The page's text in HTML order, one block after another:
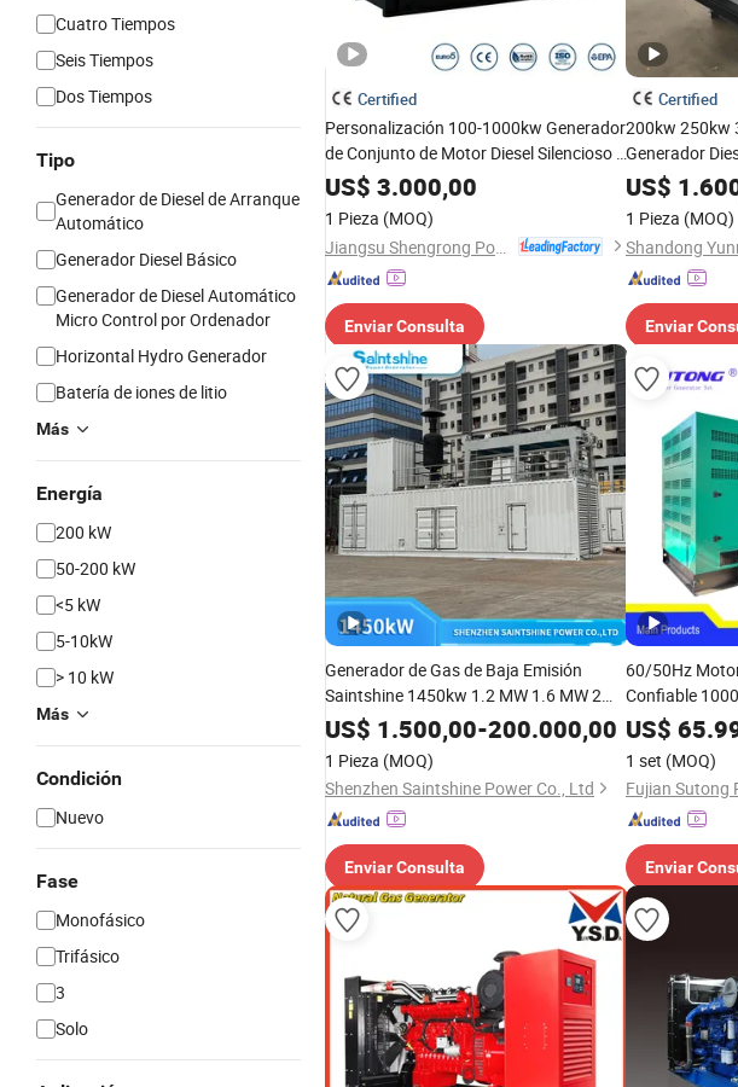
Cuatro Tiempos
Seis Tiempos
Dos Tiempos
Tipo
Generador de Diesel de Arranque
Automático
Generador Diesel Básico
Generador de Diesel Automático
Micro Control por Ordenador
Horizontal Hydro Generador
Batería de iones de litio
Más
Energía
200 kW
50-200 kW
<5 kW
5-10kW
> 10 kW
Más
Condición
Nuevo
Fase
Monofásico
Trifásico
3
Solo
Certified
Personalización 100-1000kw Generador
de Conjunto de Motor Diesel Silencioso y
Aislado de Sonido de Potencia Eléctrica
US$ 3.000,00
1 Pieza (MOQ)
Enviar Consulta
Certified
200kw 250kw
Generador
con Capota
Acústico
US$
1 Pieza (MOQ)
Enviar
Generador de Gas de Baja Emisión
Saintshine 1450kw 1.2 MW 1.6 MW 2
MW 4.5 MW Alimentado por Motor
Mwm/Yuchai Conjunto de Generador de
Electricidad de Gas de Alta Calidad
US$ 1.500,00-200.000,00
1 Pieza (MOQ)
Shenzhen Saintshine Power Co., Ltd
Enviar Consulta
60/50Hz
Confiable
Eléctrico
Suministro de
US$
1 set (MOQ)
Enviar